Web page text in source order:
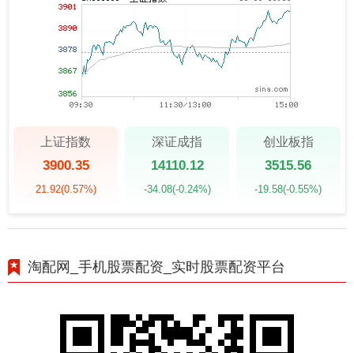
上证指数
3900.35
21.92(0.57%)
深证成指
14110.12
-34.08(-0.24%)
创业板指
3515.56
-19.58(-0.55%)
淘配网_手机股票配资_实时股票配资平台